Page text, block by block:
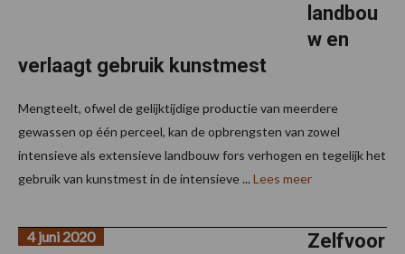
landbou
w en
verlaagt gebruik kunstmest
Mengteelt, ofwel de gelijktijdige productie van meerdere
gewassen op één perceel, kan de opbrengsten van zowel
intensieve als extensieve landbouw fors verhogen en tegelijk het
gebruik van kunstmest in de intensieve ... Lees meer
Zelfvoor
4 juni 2020